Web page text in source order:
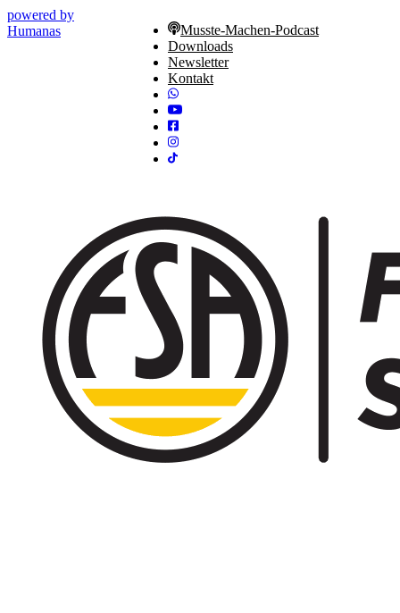
powered by
Humanas
Musste-Machen-Podcast
Downloads
Newsletter
Kontakt